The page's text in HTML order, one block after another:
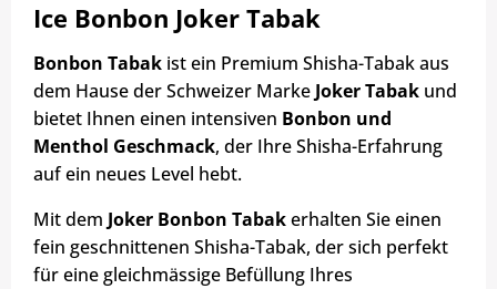
Ice Bonbon Joker Tabak
Bonbon Tabak ist ein Premium Shisha-Tabak aus
dem Hause der Schweizer Marke Joker Tabak und
bietet Ihnen einen intensiven Bonbon und
Menthol Geschmack, der Ihre Shisha-Erfahrung
auf ein neues Level hebt.
Mit dem Joker Bonbon Tabakerhalten Sie einen
fein geschnittenen Shisha-Tabak, der sich perfekt
für eine gleichmässige Befüllung Ihres